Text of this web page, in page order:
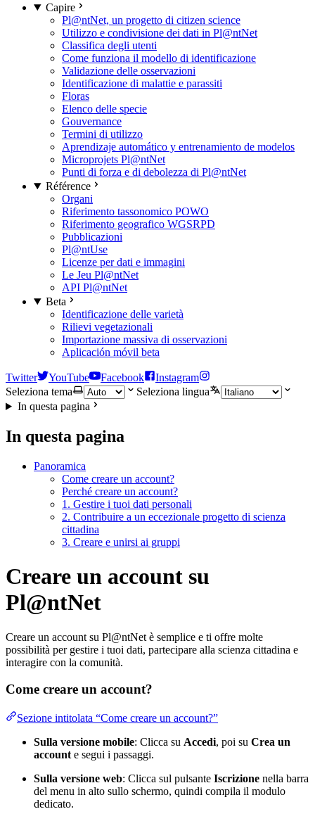
Capire
Pl@ntNet, un progetto di citizen science
Utilizzo e condivisione dei dati in Pl@ntNet
Classifica degli utenti
Come funziona il modello di identificazione
Validazione delle osservazioni
Identificazione di malattie e parassiti
Floras
Elenco delle specie
Gouvernance
Termini di utilizzo
Aprendizaje automático y entrenamiento de modelos
Microprojets Pl@ntNet
Punti di forza e di debolezza di Pl@ntNet
Référence
Organi
Riferimento tassonomico POWO
Riferimento geografico WGSRPD
Pubblicazioni
Pl@ntUse
Licenze per dati e immagini
Le Jeu Pl@ntNet
API Pl@ntNet
Beta
Identificazione delle varietà
Rilievi vegetazionali
Importazione massiva di osservazioni
Aplicación móvil beta
Twitter YouTube Facebook
Instagram
Seleziona tema
Seleziona lingua
In questa pagina
In questa pagina
Panoramica
Come creare un account?
Perché creare un account?
1. Gestire i tuoi dati personali
2. Contribuire a un eccezionale progetto di scienza
cittadina
3. Creare e unirsi ai gruppi
Creare un account su
Pl@ntNet
Creare un account su Pl@ntNet è semplice e ti offre molte
possibilità per gestire i tuoi dati, partecipare alla scienza cittadina e
interagire con la comunità.
Come creare un account?
Sezione intitolata “Come creare un account?”
Sulla versione mobile: Clicca su Accedi, poi su Crea un
account e segui i passaggi.
Sulla versione web: Clicca sul pulsante Iscrizione nella barra
del menu in alto sullo schermo, quindi compila il modulo
dedicato.